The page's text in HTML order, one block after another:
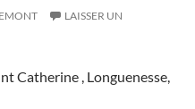
LAISSER UN
Catherine , Longuenesse,